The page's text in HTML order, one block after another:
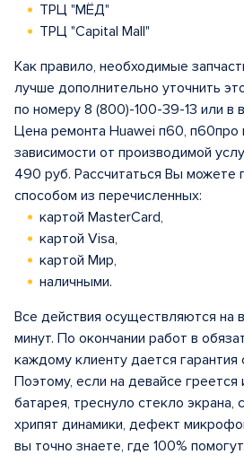
ТРЦ "МЁД"
ТРЦ "Capital Mall"
Как правило, необходимые
лучше дополнительно уточнить
по номеру 8 (800)-100-39-13 или в
Цена ремонта Huawei п60, п60про
зависимости от производимой
490 руб. Рассчитаться Вы можете
способом из перечисленных:
картой MasterCard,
картой Visa,
картой Мир,
наличными.
Все действия осуществляются на
минут. По окончании работ в
каждому клиенту дается
Поэтому, если на девайсе греется
батарея, треснуло стекло экрана,
хрипят динамики, дефект
вы точно знаете, где 100% помогут.